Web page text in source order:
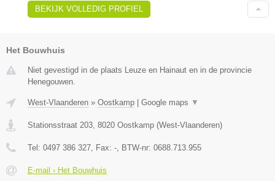
BEKIJK VOLLEDIG PROFIEL
Het Bouwhuis
Niet gevestigd in de plaats Leuze en Hainaut en in de provincie
Henegouwen.
West-Vlaanderen » Oostkamp Google maps ▼
Stationsstraat 203 8020 Oostkamp (West-Vlaanderen)
Tel: 0497 386 327 , Fax: - , BTW-nr: 0688.713.955
E-mail › Het Bouwhuis